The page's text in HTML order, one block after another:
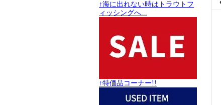
↑海に出れない時はトラウトフ
ィッシングへ...
↑特価品コーナー!!